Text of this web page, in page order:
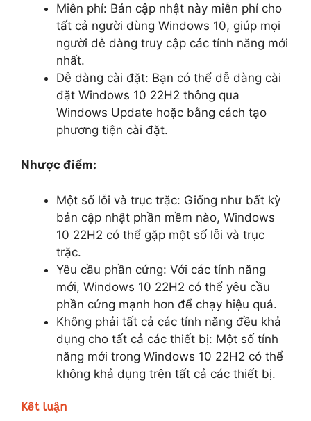
Miễn phí: Bản cập nhật này miễn phí cho
tất cả người dùng Windows 10, giúp mọi
người dễ dàng truy cập các tính năng mới
nhất.
Dễ dàng cài đặt: Bạn có thể dễ dàng cài
đặt Windows 10 22H2 thông qua
Windows Update hoặc bằng cách tạo
phương tiện cài đặt.
Nhược điểm:
Một số lỗi và trục trặc: Giống như bất kỳ
bản cập nhật phần mềm nào, Windows
10 22H2 có thể gặp một số lỗi và trục
trặc.
Yêu cầu phần cứng: Với các tính năng
mới, Windows 10 22H2 có thể yêu cầu
phần cứng mạnh hơn để chạy hiệu quả.
Không phải tất cả các tính năng đều khả
dụng cho tất cả các thiết bị: Một số tính
năng mới trong Windows 10 22H2 có thể
không khả dụng trên tất cả các thiết bị.
Kết luận